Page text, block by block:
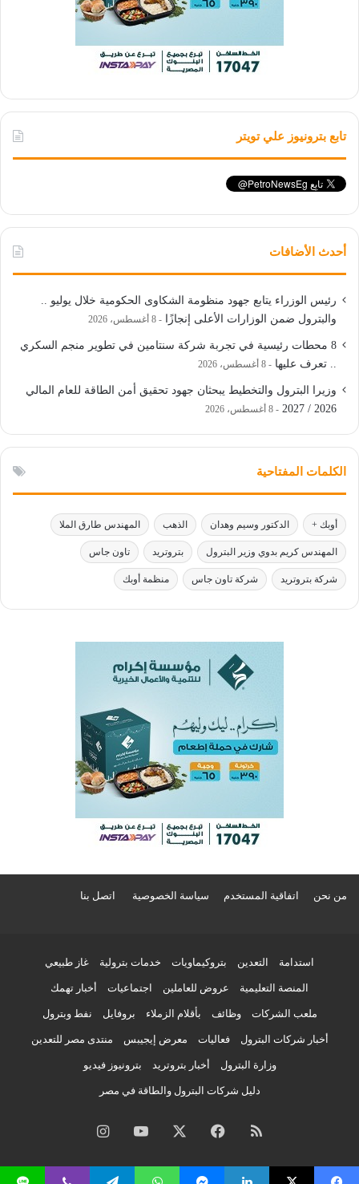
تابع بترونيوز علي تويتر
أحدث الأضافات
رئيس الوزراء يتابع جهود منظومة الشكاوى الحكومية خلال يوليو ..
والبترول ضمن الوزارات الأعلى إنجازًا
8 أغسطس، 2026
8 محطات رئيسية في تجربة شركة سنتامين في تطوير منجم السكري
.. تعرف عليها
8 أغسطس، 2026
وزيرا البترول والتخطيط يبحثان جهود تحقيق أمن الطاقة للعام المالي
2026 / 2027
8 أغسطس، 2026
الكلمات المفتاحية
أوبك + الدكتور وسيم وهدان الذهب المهندس طارق الملا
المهندس كريم بدوي وزير البترول بتروتريد تاون جاس
شركة بتروتريد شركة تاون جاس منظمة أوبك
من نحن اتفاقية المستخدم سياسة الخصوصية اتصل بنا
استدامة التعدين بتروكيماويات خدمات بترولية غاز طبيعي
المنصة التعليمية عروض للعاملين اجتماعيات أخبار تهمك
ملعب الشركات وظائف بأقلام الزملاء بروفايل نفط وبترول
أخبار شركات البترول فعاليات معرض إيجيبس منتدى مصر للتعدين
وزارة البترول أخبار بتروتريد بترونيوز فيديو
دليل شركات البترول والطاقة في مصر
ملخص
الموقع
فيسبوك ‫YouTubeانستقرام